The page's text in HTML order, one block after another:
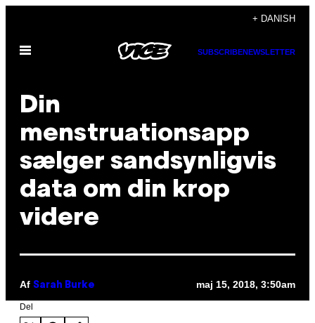
indhold
+ DANISH
Åbn
SUBSCRIBENEWSLETTER
Din
menstruationsapp
sælger sandsynligvis
data om din krop
videre
Af Sarah Burke maj 15, 2018, 3:50am
Del